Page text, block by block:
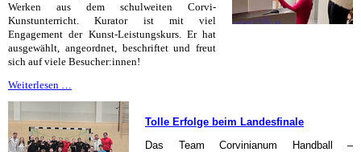
Werken aus dem schulweiten Corvi-
Kunstunterricht. Kurator ist mit viel
Engagement der Kunst-Leistungskurs. Er hat
ausgewählt, angeordnet, beschriftet und freut
sich auf viele Besucher:innen!
Weiterlesen …
Ausstellung
Tolle Erfolge beim Landesfinale
Das Team Corvinianum Handball –